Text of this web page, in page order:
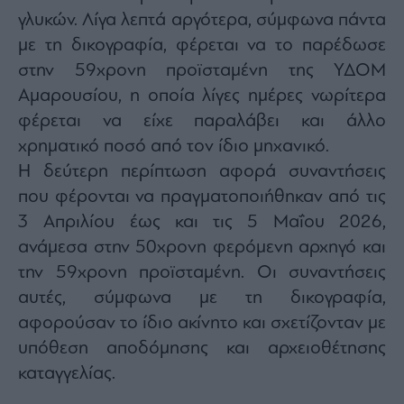
agree
to
Terms
and
Notice.
can
opt
out
at
time.
site
protected
by
reCAPTCHA
and
Google
Privacy
Policy
and
Terms
of
apply.
γλυκών. Λίγα λεπτά αργότερα, σύμφωνα πάντα
με τη δικογραφία, φέρεται να το παρέδωσε
στην 59χρονη προϊσταμένη της ΥΔΟΜ
Αμαρουσίου, η οποία λίγες ημέρες νωρίτερα
φέρεται να είχε παραλάβει και άλλο
χρηματικό ποσό από τον ίδιο μηχανικό.
Η δεύτερη περίπτωση αφορά συναντήσεις
που φέρονται να πραγματοποιήθηκαν από τις
3 Απριλίου έως και τις 5 Μαΐου 2026,
ανάμεσα στην 50χρονη φερόμενη αρχηγό και
την 59χρονη προϊσταμένη. Οι συναντήσεις
αυτές, σύμφωνα με τη δικογραφία,
αφορούσαν το ίδιο ακίνητο και σχετίζονταν με
υπόθεση αποδόμησης και αρχειοθέτησης
καταγγελίας.